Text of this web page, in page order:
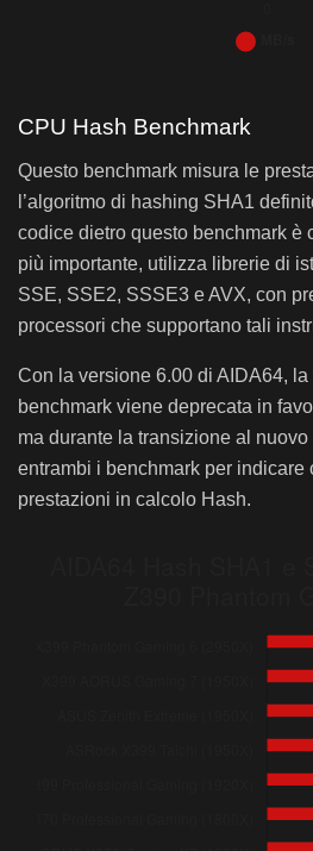
ASRock X399 Phantom
Gigabyte X399 AORUS
ASRock X399
ASUS Zenith
ASRock Fatal1ty X399
ASRock Fatal1ty X370
ASRock Fatal1ty X370
ASRock X370 Killer
Gigabyte AORUS X370-
ASUS ROG Strix
ASRock X470
ASRock Fatal1ty X470
ASRock X299
ASRock Fatal1ty X299
ASRock X299 Taichi
CPU Hash Benchmark
Questo benchmark misura le
l’algoritmo di hashing SHA1
codice dietro questo benchmark è
più importante, utilizza librerie di
SSE, SSE2, SSSE3 e AVX, con
processori che supportano tali
Con la versione 6.00 di AIDA64,
benchmark viene deprecata in
ma durante la transizione al
entrambi i benchmark per indicare
prestazioni in calcolo Hash.